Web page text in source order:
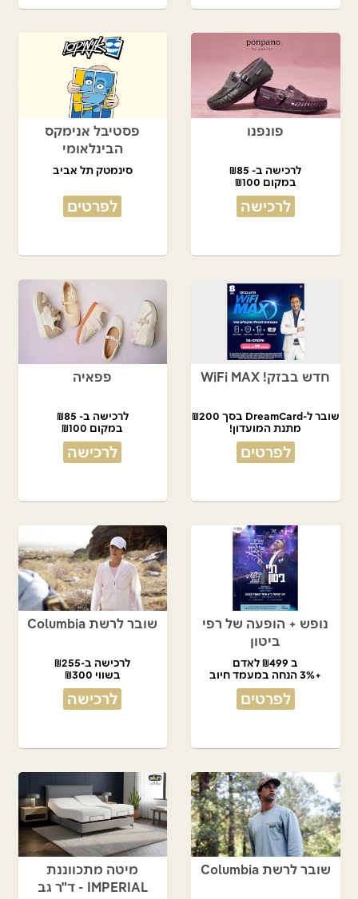
פונפנו
לרכישה ב- ₪85
במקום ₪100
לרכישה
פסטיבל אנימקס
הבינלאומי
סינמטק תל אביב
לפרטים
חדש בבזק! WiFi MAX
שובר ל-DreamCard בסך ₪200
מתנת המועדון!
לפרטים
פפאיה
לרכישה ב- ₪85
במקום ₪100
לרכישה
נופש + הופעה של רפי
ביטון
ב ₪499 לאדם
+3% הנחה במעמד חיוב
לפרטים
שובר לרשת Columbia
לרכישה ב-₪255
בשווי ₪300
לרכישה
שובר לרשת Columbia
מיטה מתכווננת
IMPERIAL - ד"ר גב